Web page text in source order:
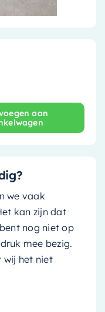
- Wit - 281148
aan
we vaak
kan zijn dat
nog niet op
mee bezig.
wij het niet